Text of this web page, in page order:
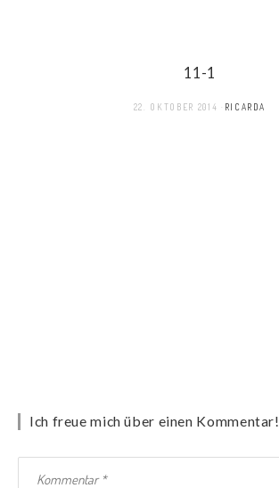
11-1
22. OKTOBER 2014 RICARDA
Ich freue mich über einen Kommentar!